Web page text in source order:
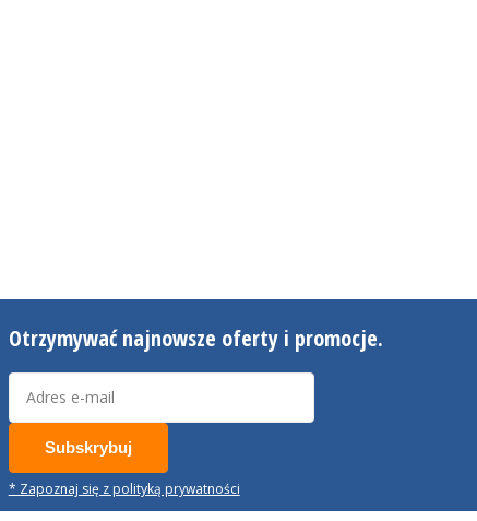
Otrzymywać najnowsze oferty i promocje.
Subskrybuj
* Zapoznaj się z polityką prywatności